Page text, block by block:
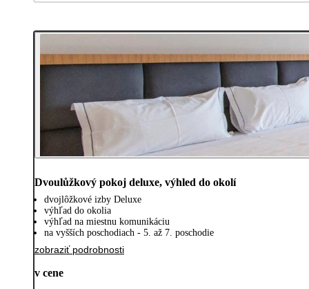
Dvoulůžkový pokoj deluxe, výhled do okolí
dvojlôžkové izby Deluxe
výhľad do okolia
výhľad na miestnu komunikáciu
na vyšších poschodiach - 5. až 7. poschodie
zobraziť podrobnosti
v cene